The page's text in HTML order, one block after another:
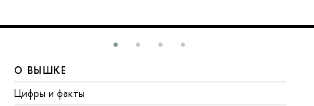
О ВЫШКЕ
Цифры и факты